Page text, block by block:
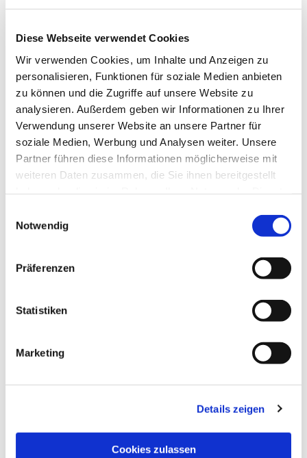
Diese Webseite verwendet Cookies
Wir verwenden Cookies, um Inhalte und Anzeigen zu
personalisieren, Funktionen für soziale Medien anbieten
zu können und die Zugriffe auf unsere Website zu
analysieren. Außerdem geben wir Informationen zu Ihrer
Verwendung unserer Website an unsere Partner für
soziale Medien, Werbung und Analysen weiter. Unsere
Partner führen diese Informationen möglicherweise mit
weiteren Daten zusammen, die Sie ihnen bereitgestellt
Notwendig
Präferenzen
Statistiken
Marketing
Details zeigen
Cookies zulassen